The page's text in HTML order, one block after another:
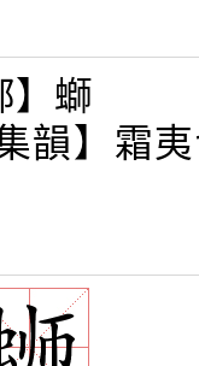
】螄
韻】霜